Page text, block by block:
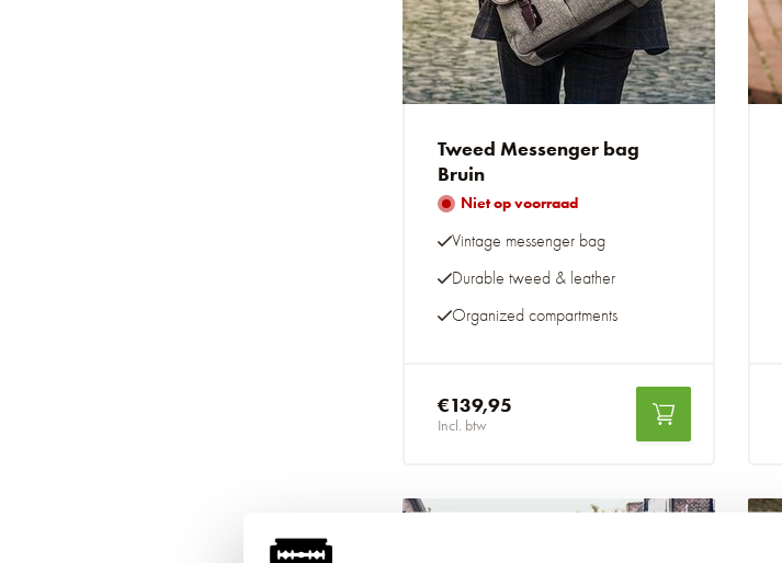
Tweed Messenger bag
Bruin
Niet op voorraad
Vintage messenger bag
Durable tweed & leather
Organized compartments
€139,95
Incl. btw